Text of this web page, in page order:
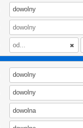
dowolny
dowolny
dowolny
dowolna